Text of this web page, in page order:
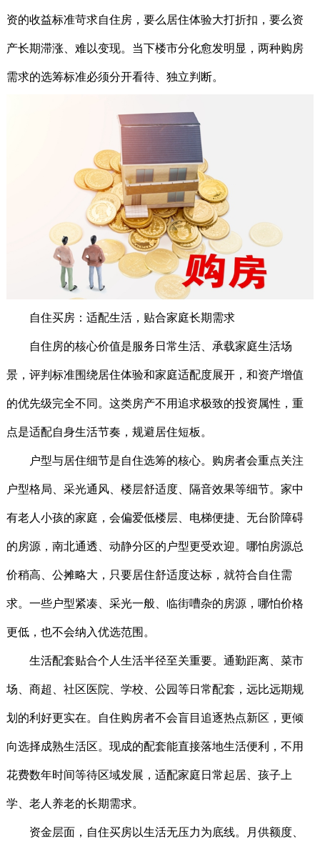
资的收益标准苛求自住房，要么居住体验大打折扣，要么资
产长期滞涨、难以变现。当下楼市分化愈发明显，两种购房
需求的选筹标准必须分开看待、独立判断。
自住买房：适配生活，贴合家庭长期需求
自住房的核心价值是服务日常生活、承载家庭生活场
景，评判标准围绕居住体验和家庭适配度展开，和资产增值
的优先级完全不同。这类房产不用追求极致的投资属性，重
点是适配自身生活节奏，规避居住短板。
户型与居住细节是自住选筹的核心。购房者会重点关注
户型格局、采光通风、楼层舒适度、隔音效果等细节。家中
有老人小孩的家庭，会偏爱低楼层、电梯便捷、无台阶障碍
的房源，南北通透、动静分区的户型更受欢迎。哪怕房源总
价稍高、公摊略大，只要居住舒适度达标，就符合自住需
求。一些户型紧凑、采光一般、临街嘈杂的房源，哪怕价格
更低，也不会纳入优选范围。
生活配套贴合个人生活半径至关重要。通勤距离、菜市
场、商超、社区医院、学校、公园等日常配套，远比远期规
划的利好更实在。自住购房者不会盲目追逐热点新区，更倾
向选择成熟生活区。现成的配套能直接落地生活便利，不用
花费数年时间等待区域发展，适配家庭日常起居、孩子上
学、老人养老的长期需求。
资金层面，自住买房以生活无压力为底线。月供额度、